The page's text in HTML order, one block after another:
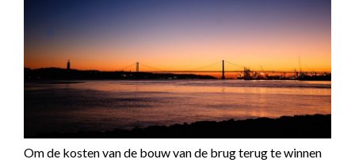
Om de kosten van de bouw van de brug terug te winnen